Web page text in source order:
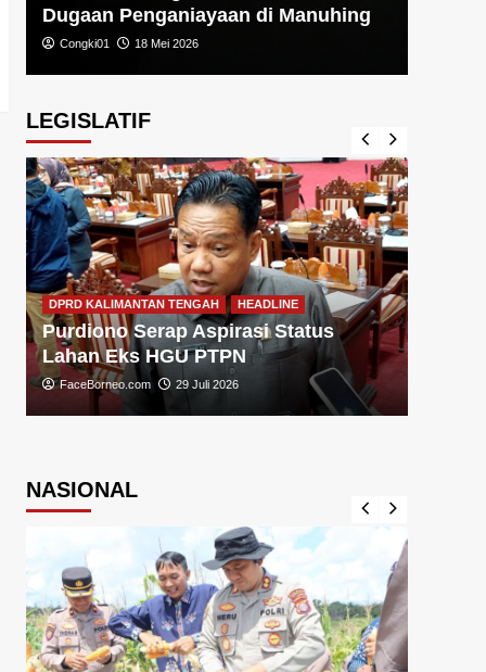
Dugaan Penganiayaan di Manuhing
Congki01 18 Mei 2026
LEGISLATIF
DPRD KALIMANTAN TENGAH HEADLINE
Purdiono Serap Aspirasi Status
Lahan Eks HGU PTPN
FaceBorneo.com 29 Juli 2026
NASIONAL